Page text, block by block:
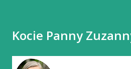
Kocie Panny